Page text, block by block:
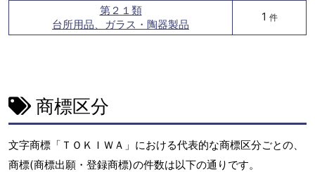
第２１類
台所用品、ガラス・陶器製品
1 件
商標区分
文字商標「ＴＯＫＩＷＡ」における代表的な商標区分ごとの、
商標(商標出願・登録商標)の件数は以下の通りです。